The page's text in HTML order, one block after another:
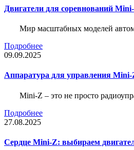
Двигатели для соревнований
Мир масштабных моделей
Подробнее
09.09.2025
Аппаратура для управления
Mini-Z – это не просто
Подробнее
27.08.2025
Сердце Mini-Z: выбираем